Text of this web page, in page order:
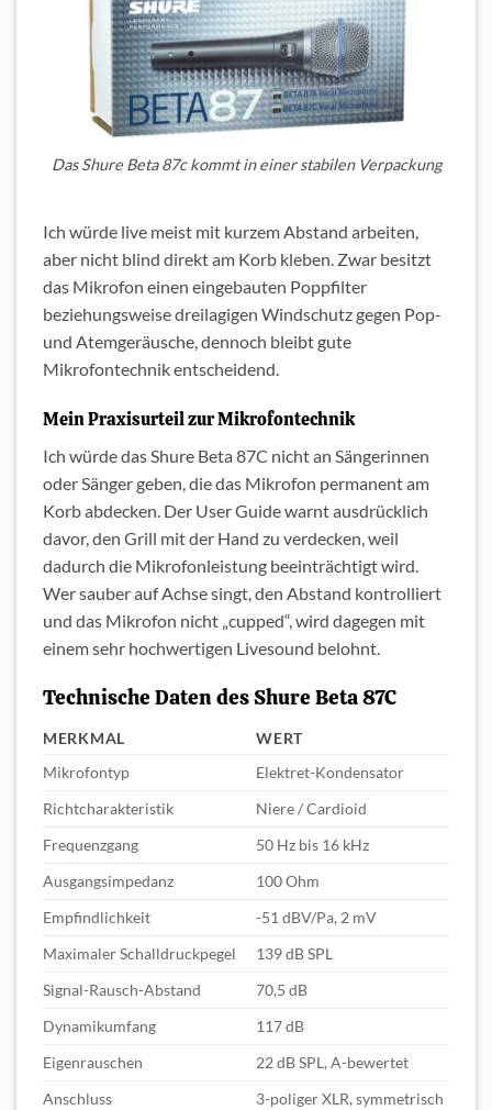
Das Shure Beta 87c kommt in einer stabilen Verpackung
Ich würde live meist mit kurzem Abstand arbeiten,
aber nicht blind direkt am Korb kleben. Zwar besitzt
das Mikrofon einen eingebauten Poppfilter
beziehungsweise dreilagigen Windschutz gegen Pop-
und Atemgeräusche, dennoch bleibt gute
Mikrofontechnik entscheidend.
Mein Praxisurteil zur Mikrofontechnik
Ich würde das Shure Beta 87C nicht an Sängerinnen
oder Sänger geben, die das Mikrofon permanent am
Korb abdecken. Der User Guide warnt ausdrücklich
davor, den Grill mit der Hand zu verdecken, weil
dadurch die Mikrofonleistung beeinträchtigt wird.
Wer sauber auf Achse singt, den Abstand kontrolliert
und das Mikrofon nicht „cupped“, wird dagegen mit
einem sehr hochwertigen Livesound belohnt.
Technische Daten des Shure Beta 87C
MERKMAL
WERT
Mikrofontyp
Elektret-Kondensator
Richtcharakteristik
Niere / Cardioid
Frequenzgang
50 Hz bis 16 kHz
Ausgangsimpedanz
100 Ohm
Empfindlichkeit
-51 dBV/Pa, 2 mV
Maximaler Schalldruckpegel
139 dB SPL
Signal-Rausch-Abstand
70,5 dB
Dynamikumfang
117 dB
Eigenrauschen
22 dB SPL, A-bewertet
Anschluss
3-poliger XLR, symmetrisch